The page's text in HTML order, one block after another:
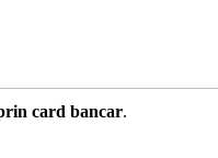
card bancar.